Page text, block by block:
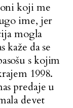
koji me
ime, jer
mogla
kaže da se
s kojim
1998.
predaje u
devet